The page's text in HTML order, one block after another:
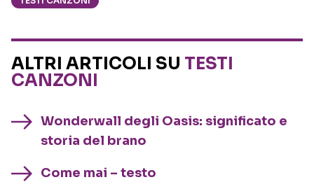
ALTRI ARTICOLI SU TESTI
CANZONI
Wonderwall degli Oasis: significato e
storia del brano
Come mai – testo